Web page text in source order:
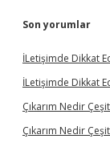
Son yorumlar
İLetişimde Dikkat
İLetişimde Dikkat
Çıkarım Nedir
Çıkarım Nedir